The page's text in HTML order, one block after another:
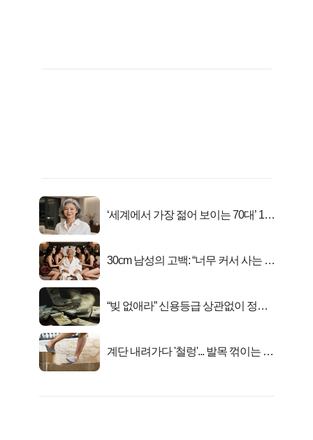
‘세계에서 가장 젊어 보이는 70대’ 1위
30cm 남성의 고백: “너무 커서 사는 게
“빚 없애라” 신용등급 상관없이 정부
계단 내려가다 '철렁'... 발목 꺾이는 이